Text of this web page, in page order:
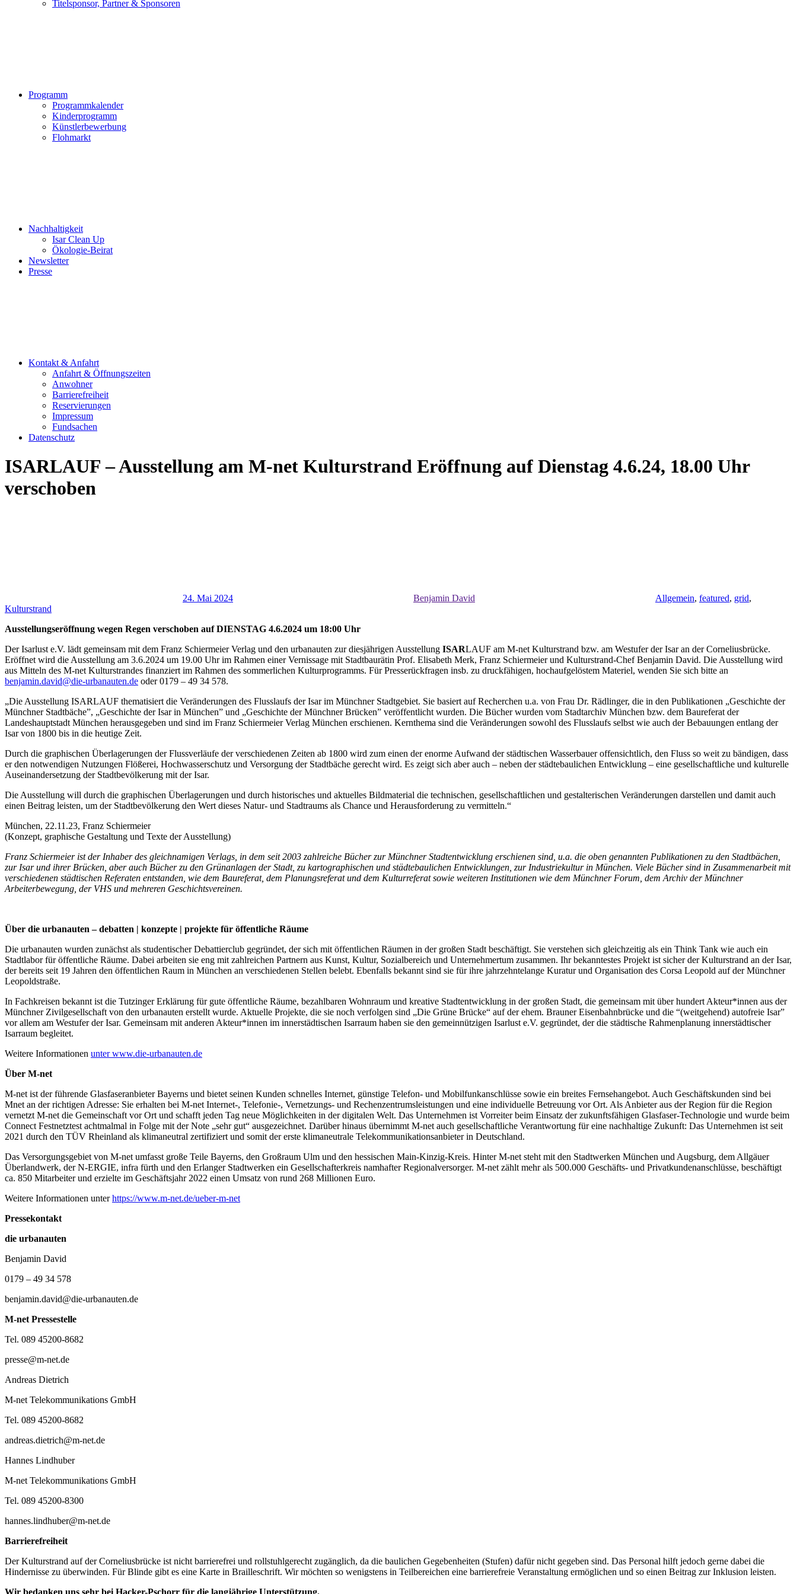
Titelsponsor, Partner & Sponsoren
Programm
Programmkalender
Kinderprogramm
Künstlerbewerbung
Flohmarkt
Nachhaltigkeit
Isar Clean Up
Ökologie-Beirat
Newsletter
Presse
Kontakt & Anfahrt
Anfahrt & Öffnungszeiten
Anwohner
Barrierefreiheit
Reservierungen
Impressum
Fundsachen
Datenschutz
ISARLAUF – Ausstellung am M-net Kulturstrand Eröffnung auf Dienstag 4.6.24, 18.00 Uhr
verschoben
24. Mai 2024 Benjamin David Allgemein, featured, grid,
Kulturstrand
Ausstellungseröffnung wegen Regen verschoben auf DIENSTAG 4.6.2024 um 18:00 Uhr
Der Isarlust e.V. lädt gemeinsam mit dem Franz Schiermeier Verlag und den urbanauten zur diesjährigen Ausstellung ISARLAUF am M-net Kulturstrand bzw. am Westufer der Isar an der Corneliusbrücke.
Eröffnet wird die Ausstellung am 3.6.2024 um 19.00 Uhr im Rahmen einer Vernissage mit Stadtbaurätin Prof. Elisabeth Merk, Franz Schiermeier und Kulturstrand-Chef Benjamin David. Die Ausstellung wird
aus Mitteln des M-net Kulturstrandes finanziert im Rahmen des sommerlichen Kulturprogramms. Für Presserückfragen insb. zu druckfähigen, hochaufgelöstem Materiel, wenden Sie sich bitte an
benjamin.david@die-urbanauten.de oder 0179 – 49 34 578.
„Die Ausstellung ISARLAUF thematisiert die Veränderungen des Flusslaufs der Isar im Münchner Stadtgebiet. Sie basiert auf Recherchen u.a. von Frau Dr. Rädlinger, die in den Publikationen „Geschichte der
Münchner Stadtbäche”, „Geschichte der Isar in München” und „Geschichte der Münchner Brücken” veröffentlicht wurden. Die Bücher wurden vom Stadtarchiv München bzw. dem Baureferat der
Landeshauptstadt München herausgegeben und sind im Franz Schiermeier Verlag München erschienen. Kernthema sind die Veränderungen sowohl des Flusslaufs selbst wie auch der Bebauungen entlang der
Isar von 1800 bis in die heutige Zeit.
Durch die graphischen Überlagerungen der Flussverläufe der verschiedenen Zeiten ab 1800 wird zum einen der enorme Aufwand der städtischen Wasserbauer offensichtlich, den Fluss so weit zu bändigen, dass
er den notwendigen Nutzungen Flößerei, Hochwasserschutz und Versorgung der Stadtbäche gerecht wird. Es zeigt sich aber auch – neben der städtebaulichen Entwicklung – eine gesellschaftliche und kulturelle
Auseinandersetzung der Stadtbevölkerung mit der Isar.
Die Ausstellung will durch die graphischen Überlagerungen und durch historisches und aktuelles Bildmaterial die technischen, gesellschaftlichen und gestalterischen Veränderungen darstellen und damit auch
einen Beitrag leisten, um der Stadtbevölkerung den Wert dieses Natur- und Stadtraums als Chance und Herausforderung zu vermitteln.“
München, 22.11.23, Franz Schiermeier
(Konzept, graphische Gestaltung und Texte der Ausstellung)
Franz Schiermeier ist der Inhaber des gleichnamigen Verlags, in dem seit 2003 zahlreiche Bücher zur Münchner Stadtentwicklung erschienen sind, u.a. die oben genannten Publikationen zu den Stadtbächen,
zur Isar und ihrer Brücken, aber auch Bücher zu den Grünanlagen der Stadt, zu kartographischen und städtebaulichen Entwicklungen, zur Industriekultur in München. Viele Bücher sind in Zusammenarbeit mit
verschiedenen städtischen Referaten entstanden, wie dem Baureferat, dem Planungsreferat und dem Kulturreferat sowie weiteren Institutionen wie dem Münchner Forum, dem Archiv der Münchner
Arbeiterbewegung, der VHS und mehreren Geschichtsvereinen.
Über die urbanauten – debatten | konzepte | projekte für öffentliche Räume
Die urbanauten wurden zunächst als studentischer Debattierclub gegründet, der sich mit öffentlichen Räumen in der großen Stadt beschäftigt. Sie verstehen sich gleichzeitig als ein Think Tank wie auch ein
Stadtlabor für öffentliche Räume. Dabei arbeiten sie eng mit zahlreichen Partnern aus Kunst, Kultur, Sozialbereich und Unternehmertum zusammen. Ihr bekanntestes Projekt ist sicher der Kulturstrand an der Isar,
der bereits seit 19 Jahren den öffentlichen Raum in München an verschiedenen Stellen belebt. Ebenfalls bekannt sind sie für ihre jahrzehntelange Kuratur und Organisation des Corsa Leopold auf der Münchner
Leopoldstraße.
In Fachkreisen bekannt ist die Tutzinger Erklärung für gute öffentliche Räume, bezahlbaren Wohnraum und kreative Stadtentwicklung in der großen Stadt, die gemeinsam mit über hundert Akteur*innen aus der
Münchner Zivilgesellschaft von den urbanauten erstellt wurde. Aktuelle Projekte, die sie noch verfolgen sind „Die Grüne Brücke“ auf der ehem. Brauner Eisenbahnbrücke und die “(weitgehend) autofreie Isar”
vor allem am Westufer der Isar. Gemeinsam mit anderen Akteur*innen im innerstädtischen Isarraum haben sie den gemeinnützigen Isarlust e.V. gegründet, der die städtische Rahmenplanung innerstädtischer
Isarraum begleitet.
Weitere Informationen unter www.die-urbanauten.de
Über M-net
M-net ist der führende Glasfaseranbieter Bayerns und bietet seinen Kunden schnelles Internet, günstige Telefon- und Mobilfunkanschlüsse sowie ein breites Fernsehangebot. Auch Geschäftskunden sind bei
Mnet an der richtigen Adresse: Sie erhalten bei M-net Internet-, Telefonie-, Vernetzungs- und Rechenzentrumsleistungen und eine individuelle Betreuung vor Ort. Als Anbieter aus der Region für die Region
vernetzt M-net die Gemeinschaft vor Ort und schafft jeden Tag neue Möglichkeiten in der digitalen Welt. Das Unternehmen ist Vorreiter beim Einsatz der zukunftsfähigen Glasfaser-Technologie und wurde beim
Connect Festnetztest achtmalmal in Folge mit der Note „sehr gut“ ausgezeichnet. Darüber hinaus übernimmt M-net auch gesellschaftliche Verantwortung für eine nachhaltige Zukunft: Das Unternehmen ist seit
2021 durch den TÜV Rheinland als klimaneutral zertifiziert und somit der erste klimaneutrale Telekommunikationsanbieter in Deutschland.
Das Versorgungsgebiet von M-net umfasst große Teile Bayerns, den Großraum Ulm und den hessischen Main-Kinzig-Kreis. Hinter M-net steht mit den Stadtwerken München und Augsburg, dem Allgäuer
Überlandwerk, der N-ERGIE, infra fürth und den Erlanger Stadtwerken ein Gesellschafterkreis namhafter Regionalversorger. M-net zählt mehr als 500.000 Geschäfts- und Privatkundenanschlüsse, beschäftigt
ca. 850 Mitarbeiter und erzielte im Geschäftsjahr 2022 einen Umsatz von rund 268 Millionen Euro.
Weitere Informationen unterhttps://www.m-net.de/ueber-m-net
Pressekontakt
die urbanauten
Benjamin David
0179 – 49 34 578
benjamin.david@die-urbanauten.de
M-net Pressestelle
Tel. 089 45200-8682
presse@m-net.de
Andreas Dietrich
M-net Telekommunikations GmbH
Tel. 089 45200-8682
andreas.dietrich@m-net.de
Hannes Lindhuber
M-net Telekommunikations GmbH
Tel. 089 45200-8300
hannes.lindhuber@m-net.de
Barrierefreiheit
Der Kulturstrand auf der Corneliusbrücke ist nicht barrierefrei und rollstuhlgerecht zugänglich, da die baulichen Gegebenheiten (Stufen) dafür nicht gegeben sind. Das Personal hilft jedoch gerne dabei die
Hindernisse zu überwinden. Für Blinde gibt es eine Karte in Brailleschrift. Wir möchten so wenigstens in Teilbereichen eine barrierefreie Veranstaltung ermöglichen und so einen Beitrag zur Inklusion leisten.
Wir bedanken uns sehr bei Hacker-Pschorr für die langjährige Unterstützung.